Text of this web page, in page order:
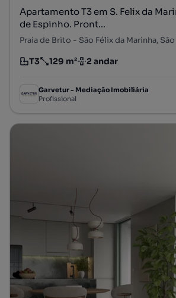
Apartamento T3 em S. Felix da
de Espinho. Pront...
Tipologia
T3
Preço por metro quadrado
129 m²
Andar 2 andar
Garvetur - Mediação Imobiliária
Profissional